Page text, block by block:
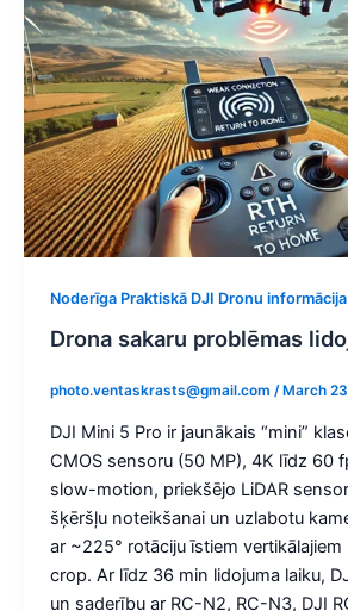
Noderīga Praktiskā DJI Dronu informācija
Drona sakaru problēmas
photo.ventaskrasts@gmail.com / March
DJI Mini 5 Pro ir jaunākais “mini”
CMOS sensoru (50 MP), 4K līdz 60
slow-motion, priekšējo LiDAR
šķēršļu noteikšanai un uzlabotu
ar ~225° rotāciju īstiem vertikālajiem
crop. Ar līdz 36 min lidojuma laiku,
un saderību ar RC-N2, RC-N3, DJI